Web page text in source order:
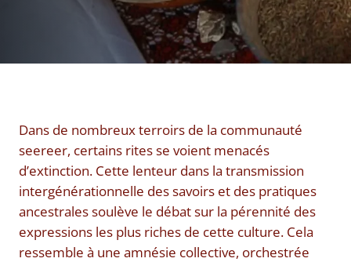
Dans de nombreux terroirs de la communauté
seereer, certains rites se voient menacés
d’extinction. Cette lenteur dans la transmission
intergénérationnelle des savoirs et des pratiques
ancestrales soulève le débat sur la pérennité des
expressions les plus riches de cette culture. Cela
ressemble à une amnésie collective, orchestrée